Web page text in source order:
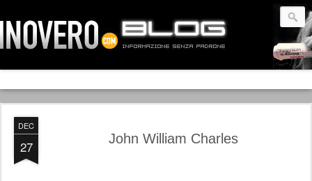
DEC
27 John William Charles